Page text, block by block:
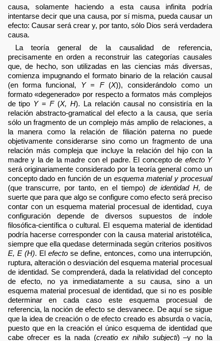
causa, solamente haciendo a esta causa infinita podría
intentarse decir que una causa, por sí misma, pueda causar un
efecto: Causar será crear y, por tanto, sólo Dios será verdadera
causa.
La teoría general de la causalidad de referencia,
precisamente en orden a reconstruir las categorías causales
que, de hecho, son utilizadas en las ciencias más diversas,
comienza impugnando el formato binario de la relación causal
(en forma funcional, Y= F(X)), considerándolo como un
formato «degenerado» por respecto a formatos más complejos
de tipo Y= F(X, H). La relación causal no consistiría en la
relación abstracto-gramatical del efecto a la causa, que sería
sólo un fragmento de un complejo más amplio de relaciones, a
la manera como la relación de filiación paterna no puede
objetivamente considerarse sino como un fragmento de una
relación más compleja que incluye la relación del hijo con la
madre y la de la madre con el padre. El concepto de efecto Y
será originariamente considerado por la teoría general como un
concepto dado en función de un esquema material y procesual
(que transcurre, por tanto, en el tiempo) de identidad H, de
suerte que para que algo se configure como efecto será preciso
contar con un esquema material procesual de identidad, cuya
configuración depende de diversos supuestos de índole
filosófica-científica o cultural. El esquema material de identidad
podría hacerse corresponder con la causa material aristotélica,
siempre que ella quedase determinada según criterios positivos
E, E (H). El efectose define, entonces, como una interrupción,
ruptura, alteración o desviación del esquema material procesual
de identidad. Se comprenderá, dada la relatividad del concepto
de efecto, no ya inmediatamente a su causa, sino a un
esquema material procesual de identidad, que si no es posible
determinar en cada caso este esquema procesual de
referencia, la noción de efecto se desvanece. De aquí se sigue
que la idea de creación o de efecto creado es absurda o vacía,
puesto que en la creación el único esquema de identidad que
cabe ofrecer es la nada (creatio ex nihilo subjecti) –y no la